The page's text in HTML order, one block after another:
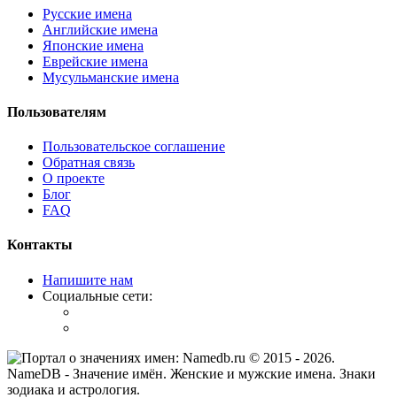
Русские имена
Английские имена
Японские имена
Еврейские имена
Мусульманские имена
Пользователям
Пользовательское соглашение
Обратная связь
О проекте
Блог
FAQ
Контакты
Напишите нам
Социальные сети:
© 2015 - 2026.
NameDB - Значение имён. Женские и мужские имена. Знаки
зодиака и астрология.